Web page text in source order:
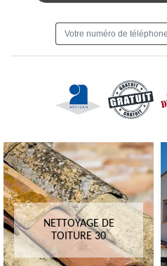
NETTOYAGE DE
TOITURE 30